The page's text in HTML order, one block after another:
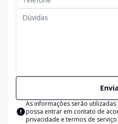
As informações serão
possa entrar em contato de
privacidade e termos de serviço